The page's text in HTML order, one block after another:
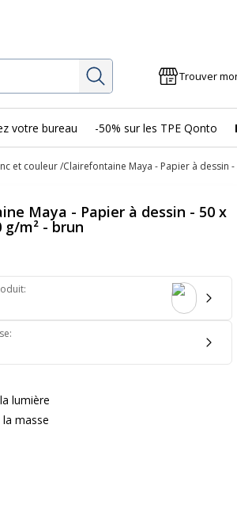
Rechercher Trouver
votre bureau -50% sur les TPE Qonto
et couleur Clairefontaine Maya - Papier à dessin
Maya - Papier à dessin - 50 x
g/m² - brun
:
:
lumière
masse